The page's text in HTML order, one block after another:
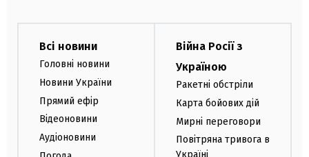
Всі новини
Головні новини
Новини України
Прямий ефір
Відеоновини
Аудіоновини
Війна Росії з
Україною
Ракетні обстріли
Карта бойових дій
Мирні переговори
Повітряна тривога в